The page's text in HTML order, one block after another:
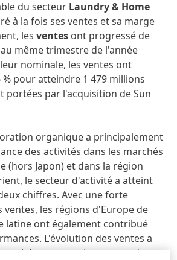
du secteur Laundry & Home
à la fois ses ventes et sa marge
les ventes ont progressé de
même trimestre de l'année
nominale, les ventes ont
% pour atteindre 1 479 millions
portées par l'acquisition de Sun
organique a principalement
des activités dans les marchés
(hors Japon) et dans la région
le secteur d'activité a atteint
chiffres. Avec une forte
les régions d'Europe de
latine ont également contribué
L'évolution des ventes a
matures. Les ventes dans